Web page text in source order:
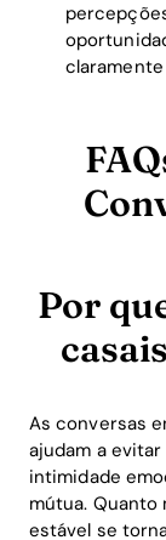
Por
As conversas
ajudam a
intimidade
mútua. Quanto
estável se